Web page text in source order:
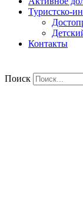
Туристско-
Контакты
Поиск